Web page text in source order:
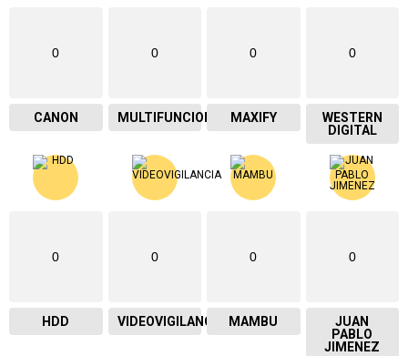
0
CANON
0
MULTIFUNCIONAL
0
MAXIFY
0
WESTERN
DIGITAL
0
HDD
0
VIDEOVIGILANCIA
0
MAMBU
0
JUAN
PABLO
JIMENEZ